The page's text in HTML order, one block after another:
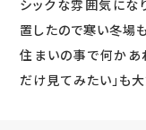
シックな雰囲気にな
置したので寒い冬場
住まいの事で何かあ
だけ見てみたい」も大